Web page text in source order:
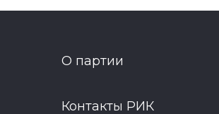
О партии
Контакты РИК